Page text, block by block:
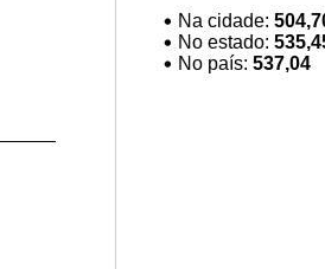
Na cidade:
No estado:
No país: 537,04